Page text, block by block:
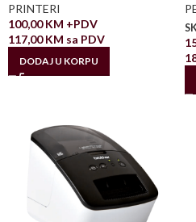
PRINTERI
100,00KM +PDV
117,00KM sa PDV
DODAJ U KORPU